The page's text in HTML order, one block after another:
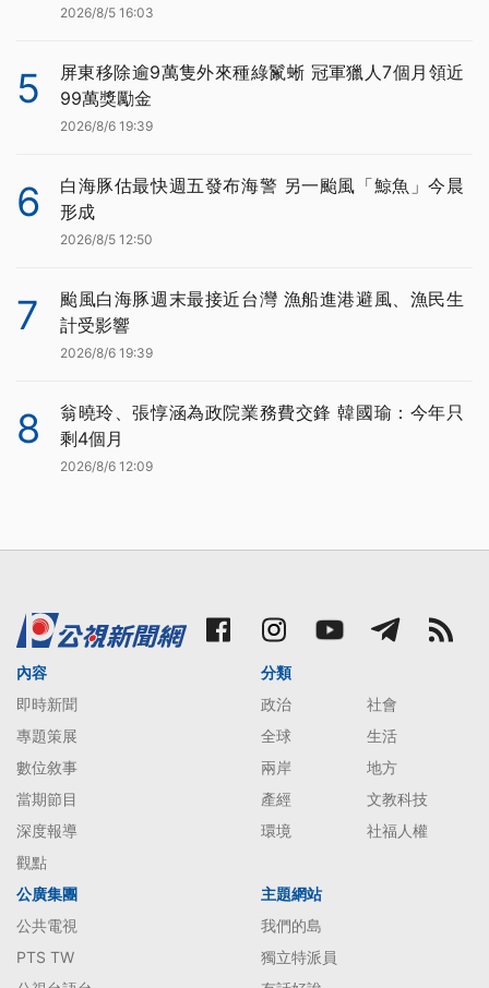
2026/8/5 16:03
5
屏東移除逾9萬隻外來種綠鬣蜥 冠軍獵人7個月領近
99萬獎勵金
2026/8/6 19:39
6
白海豚估最快週五發布海警 另一颱風「鯨魚」今晨
形成
2026/8/5 12:50
7
颱風白海豚週末最接近台灣 漁船進港避風、漁民生
計受影響
2026/8/6 19:39
8
翁曉玲、張惇涵為政院業務費交鋒 韓國瑜：今年只
剩4個月
2026/8/6 12:09
內容
即時新聞
專題策展
數位敘事
當期節目
深度報導
觀點
分類
政治
社會
全球
生活
兩岸
地方
產經
文教科技
環境
社福人權
公廣集團
公共電視
PTS TW
主題網站
我們的島
獨立特派員